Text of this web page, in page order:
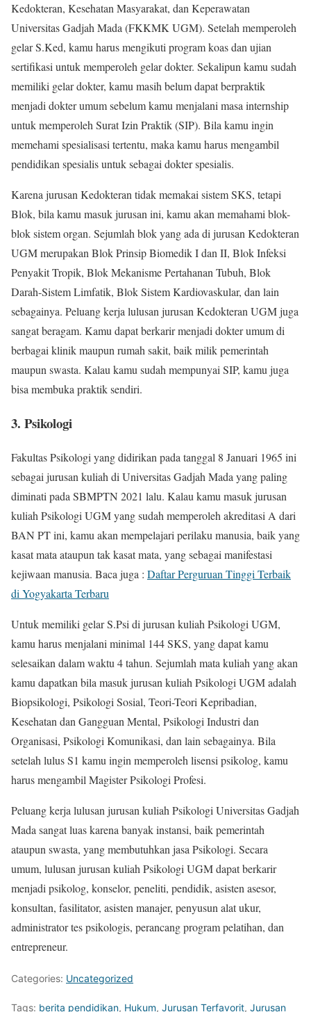
Kedokteran, Kesehatan Masyarakat, dan Keperawatan
Universitas Gadjah Mada (FKKMK UGM). Setelah memperoleh
gelar S.Ked, kamu harus mengikuti program koas dan ujian
sertifikasi untuk memperoleh gelar dokter. Sekalipun kamu sudah
memiliki gelar dokter, kamu masih belum dapat berpraktik
menjadi dokter umum sebelum kamu menjalani masa internship
untuk memperoleh Surat Izin Praktik (SIP). Bila kamu ingin
memehami spesialisasi tertentu, maka kamu harus mengambil
pendidikan spesialis untuk sebagai dokter spesialis.
Karena jurusan Kedokteran tidak memakai sistem SKS, tetapi
Blok, bila kamu masuk jurusan ini, kamu akan memahami blok-
blok sistem organ. Sejumlah blok yang ada di jurusan Kedokteran
UGM merupakan Blok Prinsip Biomedik I dan II, Blok Infeksi
Penyakit Tropik, Blok Mekanisme Pertahanan Tubuh, Blok
Darah-Sistem Limfatik, Blok Sistem Kardiovaskular, dan lain
sebagainya. Peluang kerja lulusan jurusan Kedokteran UGM juga
sangat beragam. Kamu dapat berkarir menjadi dokter umum di
berbagai klinik maupun rumah sakit, baik milik pemerintah
maupun swasta. Kalau kamu sudah mempunyai SIP, kamu juga
bisa membuka praktik sendiri.
3. Psikologi
Fakultas Psikologi yang didirikan pada tanggal 8 Januari 1965 ini
sebagai jurusan kuliah di Universitas Gadjah Mada yang paling
diminati pada SBMPTN 2021 lalu. Kalau kamu masuk jurusan
kuliah Psikologi UGM yang sudah memperoleh akreditasi A dari
BAN PT ini, kamu akan mempelajari perilaku manusia, baik yang
kasat mata ataupun tak kasat mata, yang sebagai manifestasi
kejiwaan manusia. Baca juga : Daftar Perguruan Tinggi Terbaik
di Yogyakarta Terbaru
Untuk memiliki gelar S.Psi di jurusan kuliah Psikologi UGM,
kamu harus menjalani minimal 144 SKS, yang dapat kamu
selesaikan dalam waktu 4 tahun. Sejumlah mata kuliah yang akan
kamu dapatkan bila masuk jurusan kuliah Psikologi UGM adalah
Biopsikologi, Psikologi Sosial, Teori-Teori Kepribadian,
Kesehatan dan Gangguan Mental, Psikologi Industri dan
Organisasi, Psikologi Komunikasi, dan lain sebagainya. Bila
setelah lulus S1 kamu ingin memperoleh lisensi psikolog, kamu
harus mengambil Magister Psikologi Profesi.
Peluang kerja lulusan jurusan kuliah Psikologi Universitas Gadjah
Mada sangat luas karena banyak instansi, baik pemerintah
ataupun swasta, yang membutuhkan jasa Psikologi. Secara
umum, lulusan jurusan kuliah Psikologi UGM dapat berkarir
menjadi psikolog, konselor, peneliti, pendidik, asisten asesor,
konsultan, fasilitator, asisten manajer, penyusun alat ukur,
administrator tes psikologis, perancang program pelatihan, dan
entrepreneur.
Categories: Uncategorized
Tags: berita pendidikan, Hukum, Jurusan Terfavorit, Jurusan